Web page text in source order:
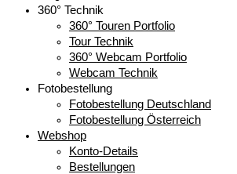
360° Technik
360° Touren Portfolio
Tour Technik
360° Webcam Portfolio
Webcam Technik
Fotobestellung
Fotobestellung Deutschland
Fotobestellung Österreich
Webshop
Konto-Details
Bestellungen